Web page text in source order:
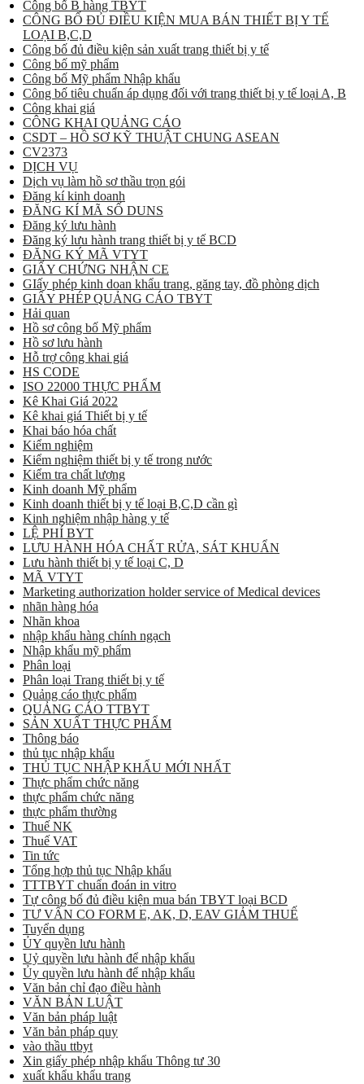
Công bố B hàng TBYT
CÔNG BỐ ĐỦ ĐIỀU KIỆN MUA BÁN THIẾT BỊ Y TẾ
LOẠI B,C,D
Công bố đủ điều kiện sản xuất trang thiết bị y tế
Công bố mỹ phẩm
Công bố Mỹ phẩm Nhập khẩu
Công bố tiêu chuẩn áp dụng đối với trang thiết bị y tế loại A, B
Công khai giá
CÔNG KHAI QUẢNG CÁO
CSDT – HỒ SƠ KỸ THUẬT CHUNG ASEAN
CV2373
DỊCH VỤ
Dịch vụ làm hồ sơ thầu trọn gói
Đăng kí kinh doanh
ĐĂNG KÍ MÃ SỐ DUNS
Đăng ký lưu hành
Đăng ký lưu hành trang thiết bị y tế BCD
ĐĂNG KÝ MÃ VTYT
GIẤY CHỨNG NHẬN CE
GIấy phép kinh doan khẩu trang, găng tay, đồ phòng dịch
GIẤY PHÉP QUẢNG CÁO TBYT
Hải quan
Hồ sơ công bố Mỹ phẩm
Hồ sơ lưu hành
Hỗ trợ công khai giá
HS CODE
ISO 22000 THỰC PHẨM
Kê Khai Giá 2022
Kê khai giá Thiết bị y tế
Khai báo hóa chất
Kiểm nghiệm
Kiểm nghiệm thiết bị y tế trong nước
Kiểm tra chất lượng
Kinh doanh Mỹ phẩm
Kinh doanh thiết bị y tế loại B,C,D cần gì
Kinh nghiệm nhập hàng y tế
LỆ PHÍ BYT
LƯU HÀNH HÓA CHẤT RỬA, SÁT KHUẨN
Lưu hành thiết bị y tế loại C, D
MÃ VTYT
Marketing authorization holder service of Medical devices
nhãn hàng hóa
Nhãn khoa
nhập khẩu hàng chính ngạch
Nhập khẩu mỹ phẩm
Phân loại
Phân loại Trang thiết bị y tế
Quảng cáo thực phẩm
QUẢNG CÁO TTBYT
SẢN XUẤT THỰC PHẨM
Thông báo
thủ tục nhập khẩu
THỦ TỤC NHẬP KHẨU MỚI NHẤT
Thực phẩm chức năng
thực phẩm chức năng
thực phẩm thường
Thuế NK
Thuế VAT
Tin tức
Tổng hợp thủ tục Nhập khẩu
TTTBYT chuẩn đoán in vitro
Tự công bố đủ điều kiện mua bán TBYT loại BCD
TƯ VẤN CO FORM E, AK, D, EAV GIẢM THUẾ
Tuyển dụng
ỦY quyền lưu hành
Uỷ quyền lưu hành để nhập khẩu
Ủy quyền lưu hành để nhập khẩu
Văn bản chỉ đạo điều hành
VĂN BẢN LUẬT
Văn bản pháp luật
Văn bản pháp quy
vào thầu ttbyt
Xin giấy phép nhập khẩu Thông tư 30
xuất khẩu khẩu trang